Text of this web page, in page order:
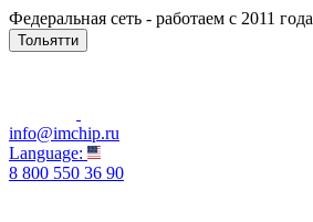
Федеральная сеть - работаем с 2011 года
Тольятти
info@imchip.ru
Language:
8 800 550 36 90